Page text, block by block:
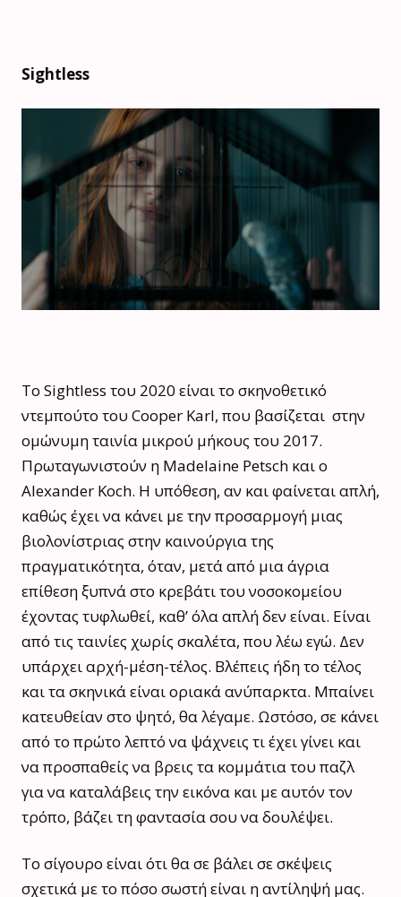
Sightless
Το Sightless του 2020 είναι το σκηνοθετικό
ντεμπούτο του Cooper Karl, που βασίζεται στην
ομώνυμη ταινία μικρού μήκους του 2017.
Πρωταγωνιστούν η Madelaine Petsch και ο
Alexander Koch. Η υπόθεση, αν και φαίνεται απλή,
καθώς έχει να κάνει με την προσαρμογή μιας
βιολονίστριας στην καινούργια της
πραγματικότητα, όταν, μετά από μια άγρια
επίθεση ξυπνά στο κρεβάτι του νοσοκομείου
έχοντας τυφλωθεί, καθ’ όλα απλή δεν είναι. Είναι
από τις ταινίες χωρίς σκαλέτα, που λέω εγώ. Δεν
υπάρχει αρχή-μέση-τέλος. Βλέπεις ήδη το τέλος
και τα σκηνικά είναι οριακά ανύπαρκτα. Μπαίνει
κατευθείαν στο ψητό, θα λέγαμε. Ωστόσο, σε κάνει
από το πρώτο λεπτό να ψάχνεις τι έχει γίνει και
να προσπαθείς να βρεις τα κομμάτια του παζλ
για να καταλάβεις την εικόνα και με αυτόν τον
τρόπο, βάζει τη φαντασία σου να δουλέψει.
Το σίγουρο είναι ότι θα σε βάλει σε σκέψεις
σχετικά με το πόσο σωστή είναι η αντίληψή μας.